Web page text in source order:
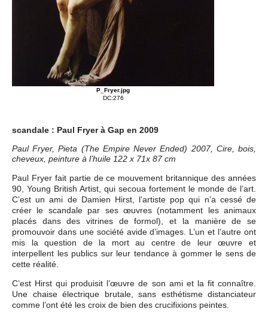
P_Fryer.jpg
DC:276
scandale : Paul Fryer à Gap en 2009
Paul Fryer, Pieta (The Empire Never Ended) 2007, Cire, bois,
cheveux, peinture à l’huile 122 x 71x 87 cm
Paul Fryer fait partie de ce mouvement britannique des années
90, Young British Artist, qui secoua fortement le monde de l’art.
C’est un ami de Damien Hirst, l’artiste pop qui n’a cessé de
créer le scandale par ses œuvres (notamment les animaux
placés dans des vitrines de formol), et la manière de se
promouvoir dans une société avide d’images. L’un et l’autre ont
mis la question de la mort au centre de leur œuvre et
interpellent les publics sur leur tendance à gommer le sens de
cette réalité.
C’est Hirst qui produisit l’œuvre de son ami et la fit connaître.
Une chaise électrique brutale, sans esthétisme distanciateur
comme l’ont été les croix de bien des crucifixions peintes.